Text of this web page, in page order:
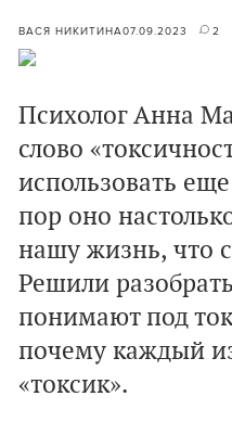
ВАСЯ НИКИТИНА07.09.2023 2
Психолог Анна
слово
использовать
пор оно
нашу жизнь, что
Решили
понимают под
почему каждый
«токсик».